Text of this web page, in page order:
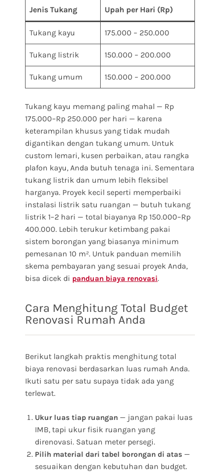
Jenis Tukang Upah per Hari (Rp)
Tukang kayu 175.000 – 250.000
Tukang listrik 150.000 – 200.000
Tukang umum 150.000 – 200.000
Tukang kayu memang paling mahal — Rp
175.000–Rp 250.000 per hari — karena
keterampilan khusus yang tidak mudah
digantikan dengan tukang umum. Untuk
custom lemari, kusen perbaikan, atau rangka
plafon kayu, Anda butuh tenaga ini. Sementara
tukang listrik dan umum lebih fleksibel
harganya. Proyek kecil seperti memperbaiki
instalasi listrik satu ruangan — butuh tukang
listrik 1–2 hari — total biayanya Rp 150.000–Rp
400.000. Lebih terukur ketimbang pakai
sistem borongan yang biasanya minimum
pemesanan 10 m². Untuk panduan memilih
skema pembayaran yang sesuai proyek Anda,
bisa dicek di panduan biaya renovasi.
Cara Menghitung Total Budget
Renovasi Rumah Anda
Berikut langkah praktis menghitung total
biaya renovasi berdasarkan luas rumah Anda.
Ikuti satu per satu supaya tidak ada yang
terlewat.
Ukur luas tiap ruangan — jangan pakai luas
IMB, tapi ukur fisik ruangan yang
direnovasi. Satuan meter persegi.
Pilih material dari tabel borongan di atas —
sesuaikan dengan kebutuhan dan budget.